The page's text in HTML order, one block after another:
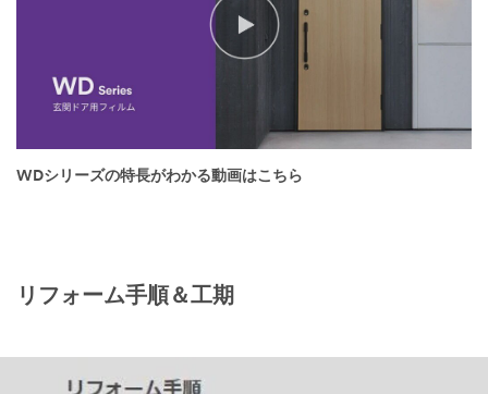
WDシリーズの特長がわかる動画はこちら
リフォーム手順＆工期